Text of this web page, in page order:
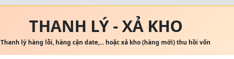
THANH LÝ - XẢ KHO
Thanh lý hàng lỗi, hàng cận date,... hoặc xả kho (hàng mới) thu hồi vốn